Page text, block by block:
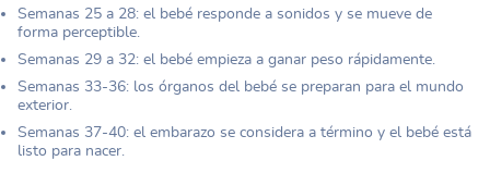
Semanas 25 a 28: el bebé responde a sonidos y se mueve de
forma perceptible.
Semanas 29 a 32: el bebé empieza a ganar peso rápidamente.
Semanas 33-36: los órganos del bebé se preparan para el mundo
exterior.
Semanas 37-40: el embarazo se considera a término y el bebé está
listo para nacer.